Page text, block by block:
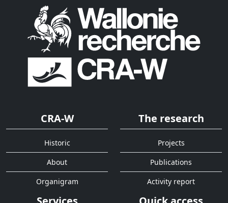
CRA-W
Historic
About
Organigram
The research
Projects
Publications
Activity report